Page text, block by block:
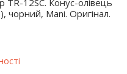
TR-12SC. Конус-олівець
чорний, Mani. Оригінал.